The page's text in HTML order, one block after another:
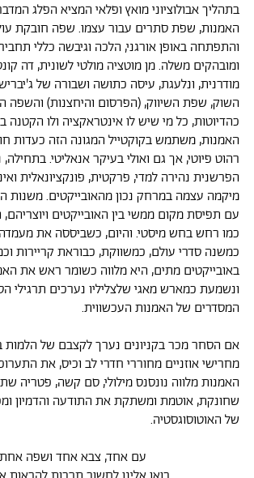
בתהליך אבולוציוני מואץ ופלאי המציא הפלג
האמנות, שפת סתרים עבור עצמו. שפה חובקת
והתפתחה באופן אורגני, הלכה וגיבשה כללי תחביר
ומובהקים משלה. מן מוטציה מולטי לשונית, דה
מודרנית, ונלעגת, עיסה כתושה ושבורה של
השוק, שפת השיווק, (הפרסום והיחצנות) והשפה
כהדיוטות, כל מי שיש לו אינטראקציה ולו הקטנה
האמנות, משתמש בקוקטייל המגונה הזה כעדות
רהוט פיוטי, אך גם ואולי בעיקר אנאליטי.
הפרשנית נהירה למדי, פרקטית, פונקציונאלית
מיקמה עצמה במרחק נכון מהאובייקטים. משנות
עם תפיסת מקום ממשי בין האובייקטים
כמו רחש בחש מיסטי. והיום, כשביססה את מעמדה
כמשנה סדרי עולם, כמשווקת, כבוראת קריירות
באובייקטים מתים, היא מלווה כשומר ראש את
ונשמעת כמארש מאגי שלצליליו נערכים תרגילי
המסדרים של האמנות העכשווית.
אם הסחר מכר בקניונים נערך לקצבם של הלמות
מחרישי אוזניים מחוררי חדרי לב וכיס, את
האמנות מלווה נונסנס מילולי, סם קשה, פטריה
שחונקת, אוטמת ומשתקת את התודעה והדמיון
של האוטוסוגסטיה.
עם אחד, צבא אחד ושפה אחת